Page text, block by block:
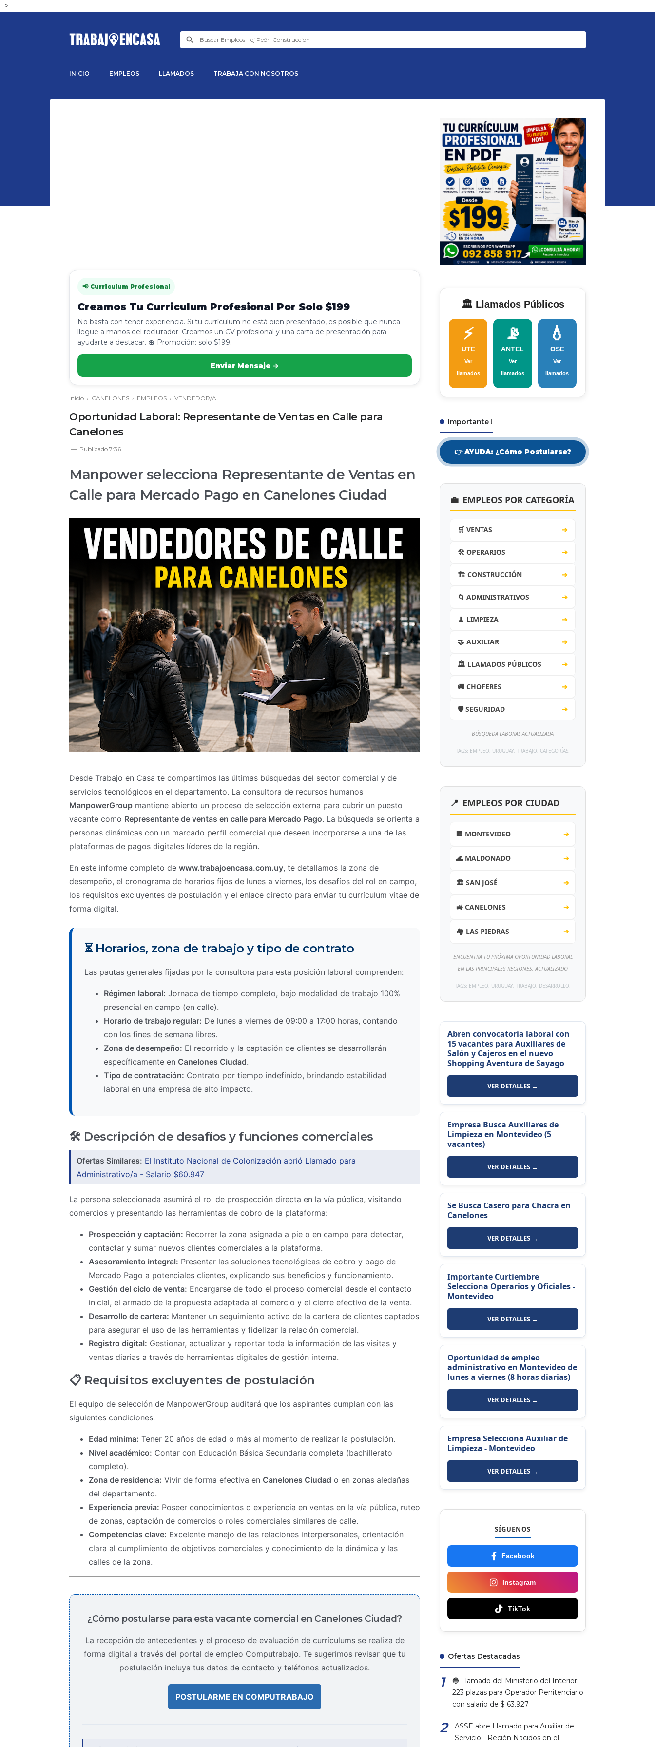
-->
INICIO EMPLEOS LLAMADOS TRABAJA CON NOSOTROS
📢 Curriculum Profesional
Creamos Tu Curriculum Profesional Por Solo $199
No basta con tener experiencia. Si tu currículum no está bien presentado, es posible que nunca
llegue a manos del reclutador. Creamos un CV profesional y una carta de presentación para
ayudarte a destacar. 💲 Promoción: solo $199.
Enviar Mensaje →
Inicio › CANELONES › EMPLEOS › VENDEDOR/A
Oportunidad Laboral: Representante de Ventas en Calle para
Canelones
Publicado 7:36
Manpower selecciona Representante de Ventas en
Calle para Mercado Pago en Canelones Ciudad
Desde Trabajo en Casa te compartimos las últimas búsquedas del sector comercial y de
servicios tecnológicos en el departamento. La consultora de recursos humanos
ManpowerGroup mantiene abierto un proceso de selección externa para cubrir un puesto
vacante como Representante de ventas en calle para Mercado Pago. La búsqueda se orienta a
personas dinámicas con un marcado perfil comercial que deseen incorporarse a una de las
plataformas de pagos digitales líderes de la región.
En este informe completo de www.trabajoencasa.com.uy, te detallamos la zona de
desempeño, el cronograma de horarios fijos de lunes a viernes, los desafíos del rol en campo,
los requisitos excluyentes de postulación y el enlace directo para enviar tu currículum vitae de
forma digital.
⏳ Horarios, zona de trabajo y tipo de contrato
Las pautas generales fijadas por la consultora para esta posición laboral comprenden:
Régimen laboral: Jornada de tiempo completo, bajo modalidad de trabajo 100%
presencial en campo (en calle).
Horario de trabajo regular: De lunes a viernes de 09:00 a 17:00 horas, contando
con los fines de semana libres.
Zona de desempeño: El recorrido y la captación de clientes se desarrollarán
específicamente en Canelones Ciudad.
Tipo de contratación: Contrato por tiempo indefinido, brindando estabilidad
laboral en una empresa de alto impacto.
🛠️ Descripción de desafíos y funciones comerciales
Ofertas Similares: El Instituto Nacional de Colonización abrió Llamado para
Administrativo/a - Salario $60.947
La persona seleccionada asumirá el rol de prospección directa en la vía pública, visitando
comercios y presentando las herramientas de cobro de la plataforma:
Prospección y captación: Recorrer la zona asignada a pie o en campo para detectar,
contactar y sumar nuevos clientes comerciales a la plataforma.
Asesoramiento integral: Presentar las soluciones tecnológicas de cobro y pago de
Mercado Pago a potenciales clientes, explicando sus beneficios y funcionamiento.
Gestión del ciclo de venta: Encargarse de todo el proceso comercial desde el contacto
inicial, el armado de la propuesta adaptada al comercio y el cierre efectivo de la venta.
Desarrollo de cartera: Mantener un seguimiento activo de la cartera de clientes captados
para asegurar el uso de las herramientas y fidelizar la relación comercial.
Registro digital: Gestionar, actualizar y reportar toda la información de las visitas y
ventas diarias a través de herramientas digitales de gestión interna.
📋 Requisitos excluyentes de postulación
El equipo de selección de ManpowerGroup auditará que los aspirantes cumplan con las
siguientes condiciones:
Edad mínima: Tener 20 años de edad o más al momento de realizar la postulación.
Nivel académico: Contar con Educación Básica Secundaria completa (bachillerato
completo).
Zona de residencia: Vivir de forma efectiva en Canelones Ciudad o en zonas aledañas
del departamento.
Experiencia previa: Poseer conocimientos o experiencia en ventas en la vía pública, ruteo
de zonas, captación de comercios o roles comerciales similares de calle.
Competencias clave: Excelente manejo de las relaciones interpersonales, orientación
clara al cumplimiento de objetivos comerciales y conocimiento de la dinámica y las
calles de la zona.
¿Cómo postularse para esta vacante comercial en Canelones Ciudad?
La recepción de antecedentes y el proceso de evaluación de currículums se realiza de
forma digital a través del portal de empleo Computrabajo. Te sugerimos revisar que tu
postulación incluya tus datos de contacto y teléfonos actualizados.
POSTULARME EN COMPUTRABAJO
🏛️ Llamados Públicos
⚡
UTE
Ver
llamados
📡
ANTEL
Ver
llamados
💧
OSE
Ver
llamados
Importante !
👉 AYUDA: ¿Cómo Postularse?
💼 EMPLEOS POR CATEGORÍA
🛒 VENTAS ➔
🛠️ OPERARIOS ➔
🏗️ CONSTRUCCIÓN ➔
📁 ADMINISTRATIVOS ➔
🧹 LIMPIEZA ➔
🤝 AUXILIAR ➔
🏛️ LLAMADOS PÚBLICOS ➔
🚚 CHOFERES ➔
🛡️ SEGURIDAD ➔
BÚSQUEDA LABORAL ACTUALIZADA
TAGS: EMPLEO, URUGUAY, TRABAJO, CATEGORÍAS.
📍 EMPLEOS POR CIUDAD
🏢 MONTEVIDEO ➔
🌊 MALDONADO ➔
🏛️ SAN JOSÉ ➔
🚜 CANELONES ➔
🏘️ LAS PIEDRAS ➔
ENCUENTRA TU PRÓXIMA OPORTUNIDAD LABORAL
EN LAS PRINCIPALES REGIONES. ACTUALIZADO
TAGS: EMPLEO, URUGUAY, TRABAJO, DESARROLLO.
Abren convocatoria laboral con
15 vacantes para Auxiliares de
Salón y Cajeros en el nuevo
Shopping Aventura de Sayago
VER DETALLES →
Empresa Busca Auxiliares de
Limpieza en Montevideo (5
vacantes)
VER DETALLES →
Se Busca Casero para Chacra en
Canelones
VER DETALLES →
Importante Curtiembre
Selecciona Operarios y Oficiales -
Montevideo
VER DETALLES →
Oportunidad de empleo
administrativo en Montevideo de
lunes a viernes (8 horas diarias)
VER DETALLES →
Empresa Selecciona Auxiliar de
Limpieza - Montevideo
VER DETALLES →
SÍGUENOS
Facebook
Instagram
TikTok
Ofertas Destacadas
🔵 Llamado del Ministerio del Interior:
223 plazas para Operador Penitenciario
con salario de $ 63.927
ASSE abre Llamado para Auxiliar de
Servicio - Recién Nacidos en el